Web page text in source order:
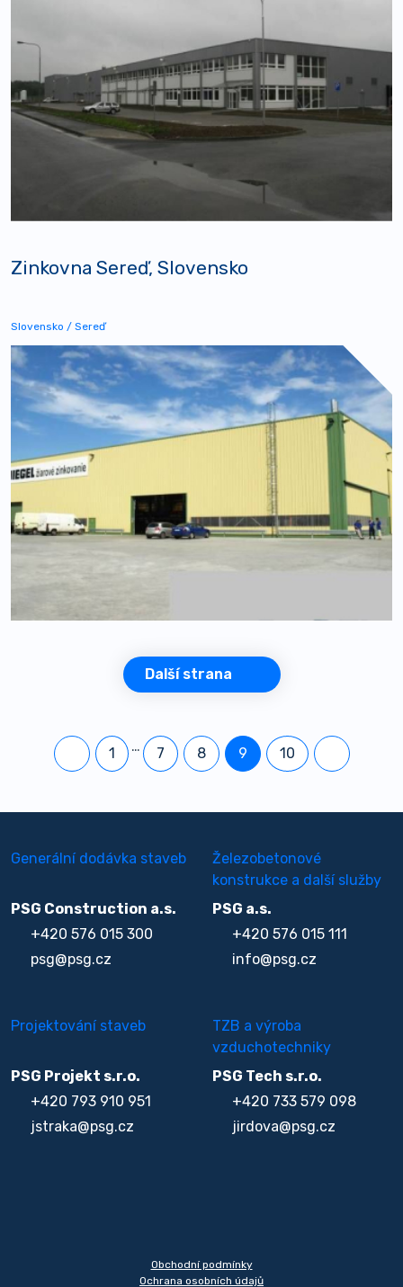
Zinkovna Sereď, Slovensko
Slovensko / Sereď
Další strana
1 … 7 8 9 10
Generální dodávka staveb
PSG Construction a.s.
+420 576 015 300
psg@psg.cz
Železobetonové
konstrukce a další služby
PSG a.s.
+420 576 015 111
info@psg.cz
Projektování staveb
PSG Projekt s.r.o.
+420 793 910 951
jstraka@psg.cz
TZB a výroba
vzduchotechniky
PSG Tech s.r.o.
+420 733 579 098
jirdova@psg.cz
Obchodní podmínky
Ochrana osobních údajů